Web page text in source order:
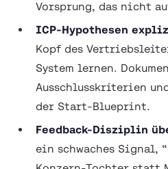
Vorsprung, das nicht
ICP-Hypothesen
Kopf des
System lernen.
Ausschlusskriterien
der Start-Blueprint.
Feedback-Disziplin
ein schwaches Signal,